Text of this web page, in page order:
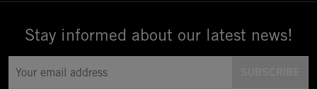
Stay informed about our latest news!